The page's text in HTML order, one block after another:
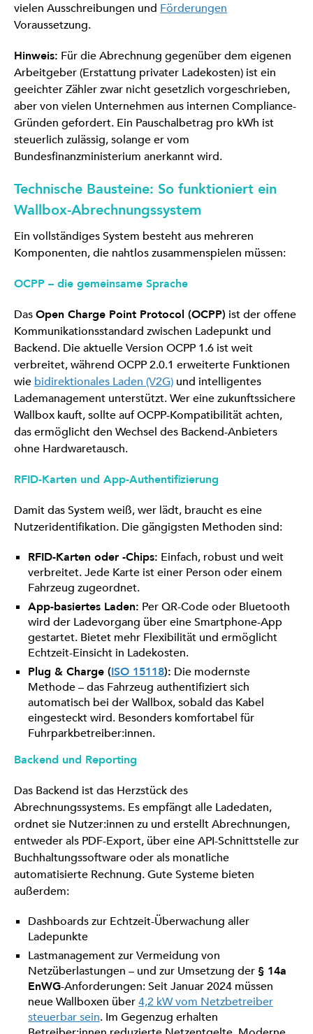
vielen Ausschreibungen und Förderungen
Voraussetzung.
Hinweis: Für die Abrechnung gegenüber dem eigenen
Arbeitgeber (Erstattung privater Ladekosten) ist ein
geeichter Zähler zwar nicht gesetzlich vorgeschrieben,
aber von vielen Unternehmen aus internen Compliance-
Gründen gefordert. Ein Pauschalbetrag pro kWh ist
steuerlich zulässig, solange er vom
Bundesfinanzministerium anerkannt wird.
Technische Bausteine: So funktioniert ein
Wallbox-Abrechnungssystem
Ein vollständiges System besteht aus mehreren
Komponenten, die nahtlos zusammenspielen müssen:
OCPP – die gemeinsame Sprache
DasOpen Charge Point Protocol (OCPP) ist der offene
Kommunikationsstandard zwischen Ladepunkt und
Backend. Die aktuelle Version OCPP 1.6 ist weit
verbreitet, während OCPP 2.0.1 erweiterte Funktionen
wie bidirektionales Laden (V2G) und intelligentes
Lademanagement unterstützt. Wer eine zukunftssichere
Wallbox kauft, sollte auf OCPP-Kompatibilität achten,
das ermöglicht den Wechsel des Backend-Anbieters
ohne Hardwaretausch.
RFID-Karten und App-Authentifizierung
Damit das System weiß, wer lädt, braucht es eine
Nutzeridentifikation. Die gängigsten Methoden sind:
RFID-Karten oder -Chips: Einfach, robust und weit
verbreitet. Jede Karte ist einer Person oder einem
Fahrzeug zugeordnet.
App-basiertes Laden: Per QR-Code oder Bluetooth
wird der Ladevorgang über eine Smartphone-App
gestartet. Bietet mehr Flexibilität und ermöglicht
Echtzeit-Einsicht in Ladekosten.
Plug & Charge (ISO 15118): Die modernste
Methode – das Fahrzeug authentifiziert sich
automatisch bei der Wallbox, sobald das Kabel
eingesteckt wird. Besonders komfortabel für
Fuhrparkbetreiber:innen.
Backend und Reporting
Das Backend ist das Herzstück des
Abrechnungssystems. Es empfängt alle Ladedaten,
ordnet sie Nutzer:innen zu und erstellt Abrechnungen,
entweder als PDF-Export, über eine API-Schnittstelle zur
Buchhaltungssoftware oder als monatliche
automatisierte Rechnung. Gute Systeme bieten
außerdem:
Dashboards zur Echtzeit-Überwachung aller
Ladepunkte
Lastmanagement zur Vermeidung von
Netzüberlastungen – und zur Umsetzung der § 14a
EnWG-Anforderungen: Seit Januar 2024 müssen
neue Wallboxen über4,2 kW vom Netzbetreiber
steuerbar sein. Im Gegenzug erhalten